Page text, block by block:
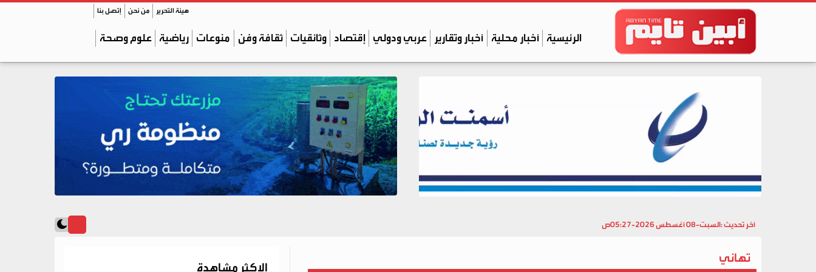
هيئة التحرير من نحن إتصل بنا
الرئيسية أخبار محلية أخبار وتقارير عربي ودولي إقتصاد وثائقيات ثقافة وفن منوعات رياضية علوم وصحة
آخر تحديث :السبت-08 أغسطس 2026-05:27ص
تهاني
الاكثر مشاهدة